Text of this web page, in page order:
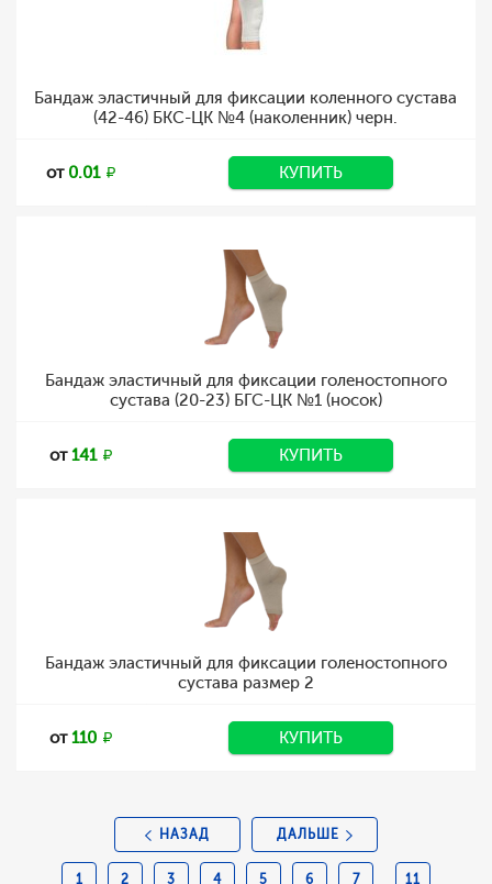
Бандаж эластичный для фиксации коленного сустава
(42-46) БКС-ЦК №4 (наколенник) черн.
от 0.01 КУПИТЬ
Бандаж эластичный для фиксации голеностопного
сустава (20-23) БГС-ЦК №1 (носок)
от141 КУПИТЬ
Бандаж эластичный для фиксации голеностопного
сустава размер 2
от110 КУПИТЬ
НАЗАД
1 2 3 4 5 6 7 11
ДАЛЬШЕ